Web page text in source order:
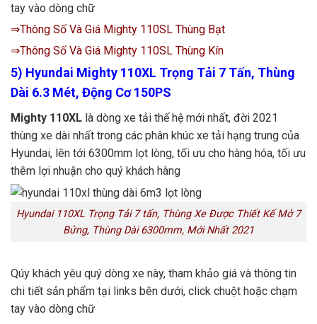
tay vào dòng chữ
⇒Thông Số Và Giá Mighty 110SL Thùng Bạt
⇒Thông Số Và Giá Mighty 110SL Thùng Kín
5) Hyundai Mighty 110XL Trọng Tải 7 Tấn, Thùng
Dài 6.3 Mét, Động Cơ 150PS
Mighty 110XL là dòng xe tải thế hệ mới nhất, đời 2021
thùng xe dài nhất trong các phân khúc xe tải hạng trung của
Hyundai, lên tới 6300mm lọt lòng, tối ưu cho hàng hóa, tối ưu
thêm lợi nhuận cho quý khách hàng
Hyundai 110XL Trọng Tải 7 tấn, Thùng Xe Được Thiết Kế Mở 7
Bửng, Thùng Dài 6300mm, Mới Nhất 2021
Qúy khách yêu quý dòng xe này, tham khảo giá và thông tin
chi tiết sản phẩm tại links bên dưới, click chuột hoặc chạm
tay vào dòng chữ